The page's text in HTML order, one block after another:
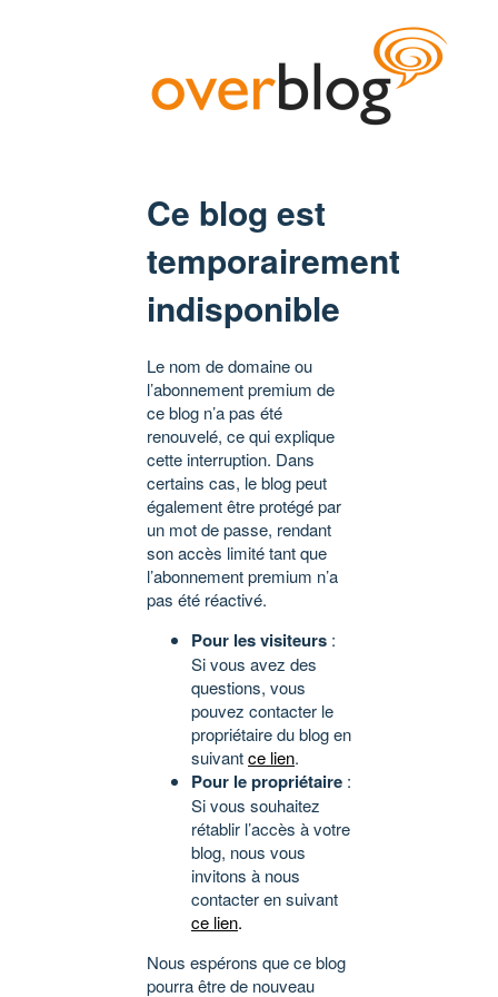
Ce blog est
temporairement
indisponible
Le nom de domaine ou
l’abonnement premium de
ce blog n’a pas été
renouvelé, ce qui explique
cette interruption. Dans
certains cas, le blog peut
également être protégé par
un mot de passe, rendant
son accès limité tant que
l’abonnement premium n’a
pas été réactivé.
Pour les visiteurs :
Si vous avez des
questions, vous
pouvez contacter le
propriétaire du blog en
suivantce lien.
Pour le propriétaire :
Si vous souhaitez
rétablir l’accès à votre
blog, nous vous
invitons à nous
contacter en suivant
ce lien.
Nous espérons que ce blog
pourra être de nouveau